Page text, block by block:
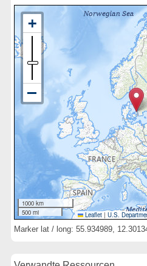
1000 km
500 mi
Leaflet | U.S.
Marker lat / long: 55.934989,